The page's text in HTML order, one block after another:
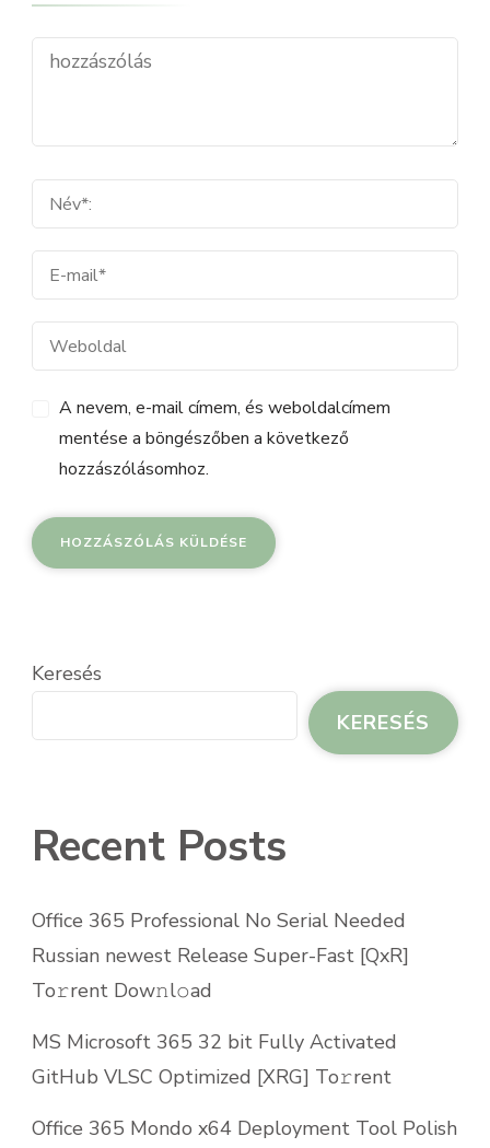
A nevem, e-mail címem, és weboldalcímem
mentése a böngészőben a következő
hozzászólásomhoz.
Keresés
KERESÉS
Recent Posts
Office 365 Professional No Serial Needed
Russian newest Release Super-Fast [QxR]
To𝚛rent Dow𝚗l𝚘ad
MS Microsoft 365 32 bit Fully Activated
GitHub VLSC Optimized [XRG] To𝚛rent
Office 365 Mondo x64 Deployment Tool Polish